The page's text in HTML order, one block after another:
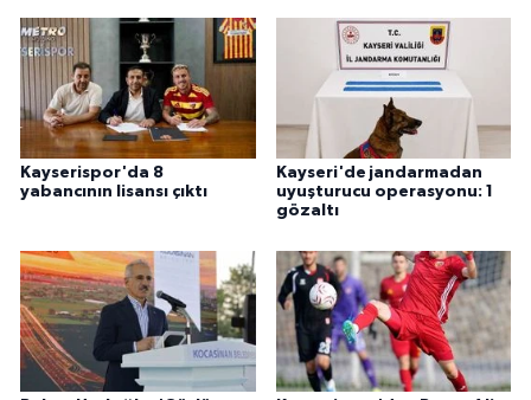
Kayserispor'da 8
yabancının lisansı çıktı
Kayseri'de jandarmadan
uyuşturucu operasyonu: 1
gözaltı
Yerel Haberler